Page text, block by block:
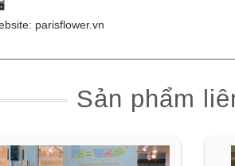
parisflower.vn
Sản phẩm